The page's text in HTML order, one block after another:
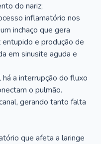
do nariz;
inflamatório nos
inchaço que gera
e produção de
em sinusite aguda e
a interrupção do fluxo
o pulmão.
gerando tanto falta
que afeta a laringe